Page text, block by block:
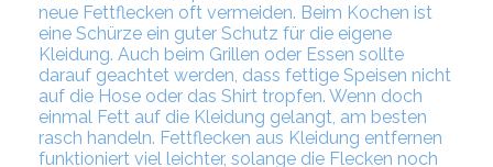
neue Fettflecken oft vermeiden. Beim Kochen ist
eine Schürze ein guter Schutz für die eigene
Kleidung. Auch beim Grillen oder Essen sollte
darauf geachtet werden, dass fettige Speisen nicht
auf die Hose oder das Shirt tropfen. Wenn doch
einmal Fett auf die Kleidung gelangt, am besten
rasch handeln. Fettflecken aus Kleidung entfernen
funktioniert viel leichter, solange die Flecken noch